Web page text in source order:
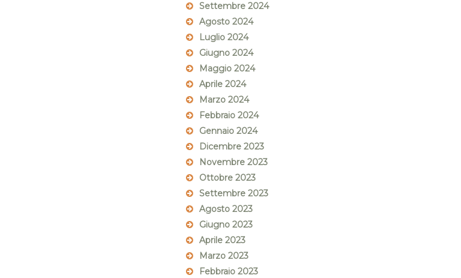
Settembre 2024
Agosto 2024
Luglio 2024
Giugno 2024
Maggio 2024
Aprile 2024
Marzo 2024
Febbraio 2024
Gennaio 2024
Dicembre 2023
Novembre 2023
Ottobre 2023
Settembre 2023
Agosto 2023
Giugno 2023
Aprile 2023
Marzo 2023
Febbraio 2023